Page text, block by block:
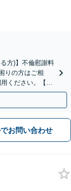
方)】不倫慰謝料
りの方はご相
ください。【不
お問い合わせ